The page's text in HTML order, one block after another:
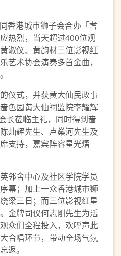
香港城巿狮子会合办「耆
热烈，当天超过400位观
淑仪、黄韵材三位影视红
艺术协会演奏多首金曲，
仪式，并获黄大仙民政事
色园黄大仙祠监院李耀辉
长莅临主礼，同时得到啬
灿辉先生、卢燊河先生及
支持，嘉宾阵容星光熠
邻舍中心及社区学院学员
幕；加上一众香港城巿狮
梁三日；而三位影视红星
金牌司仪何志刚先生为活
众们全程投入，欢呼声此
合唱环节，带动全场气氛
返。